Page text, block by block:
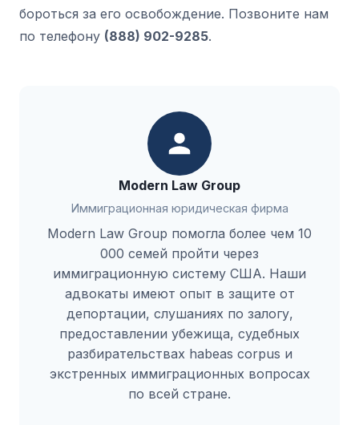
бороться за его освобождение. Позвоните нам
по телефону (888) 902-9285.
Modern Law Group
Иммиграционная юридическая фирма
Modern Law Group помогла более чем 10
000 семей пройти через
иммиграционную систему США. Наши
адвокаты имеют опыт в защите от
депортации, слушаниях по залогу,
предоставлении убежища, судебных
разбирательствах habeas corpus и
экстренных иммиграционных вопросах
по всей стране.